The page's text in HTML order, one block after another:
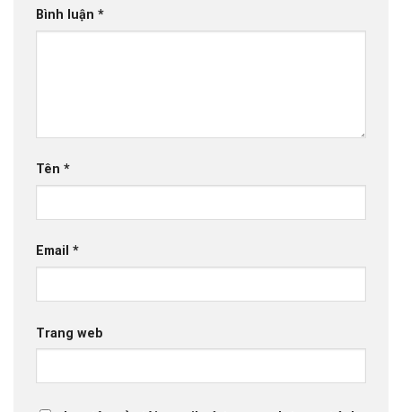
Bình luận *
Tên *
Email *
Trang web